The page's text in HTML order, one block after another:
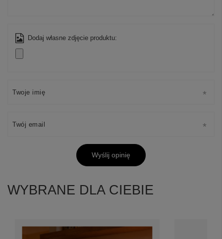
Dodaj własne zdjęcie produktu:
Twoje imię
Twój email
Wyślij opinię
WYBRANE DLA CIEBIE